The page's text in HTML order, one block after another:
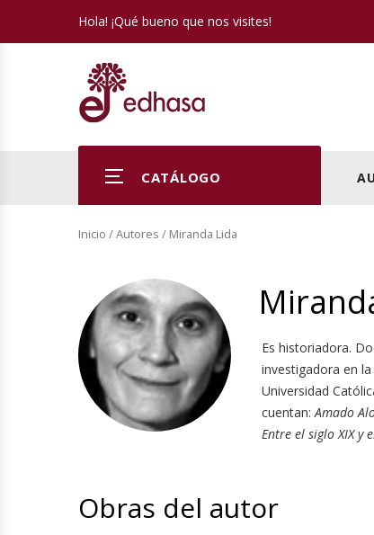
Hola! ¡Qué bueno que nos visites!
CATÁLOGO
Inicio / Autores / Miranda Lida
Es historiadora.
investigadora en
Universidad
cuentan: Amado
Entre el siglo XIX y
Obras del autor